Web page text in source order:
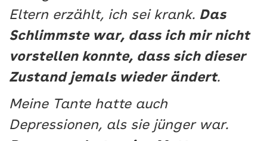
Eltern erzählt, ich sei krank. Das
Schlimmste war, dass ich mir nicht
vorstellen konnte, dass sich dieser
Zustand jemals wieder ändert.
Meine Tante hatte auch
Depressionen, als sie jünger war.